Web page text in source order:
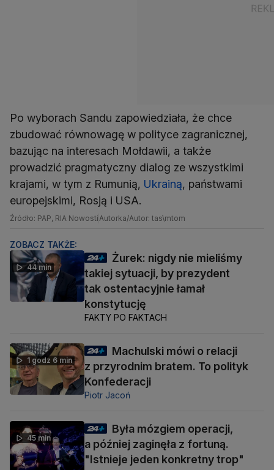
Po wyborach Sandu zapowiedziała, że chce
zbudować równowagę w polityce zagranicznej,
bazując na interesach Mołdawii, a także
prowadzić pragmatyczny dialog ze wszystkimi
krajami, w tym z Rumunią, Ukrainą, państwami
europejskimi, Rosją i USA.
Źródło: PAP, RIA NowostiAutorka/Autor: tas\mtom
ZOBACZ TAKŻE:
44 min
Żurek: nigdy nie mieliśmy
takiej sytuacji, by prezydent
tak ostentacyjnie łamał
konstytucję
FAKTY PO FAKTACH
1 godz 6 min
Machulski mówi o relacji
z przyrodnim bratem. To polityk
Konfederacji
Piotr Jacoń
45 min
Była mózgiem operacji,
a później zaginęła z fortuną.
"Istnieje jeden konkretny trop"